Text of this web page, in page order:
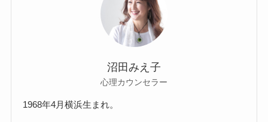
沼田みえ子
心理カウンセラー
1968年4月横浜生まれ。